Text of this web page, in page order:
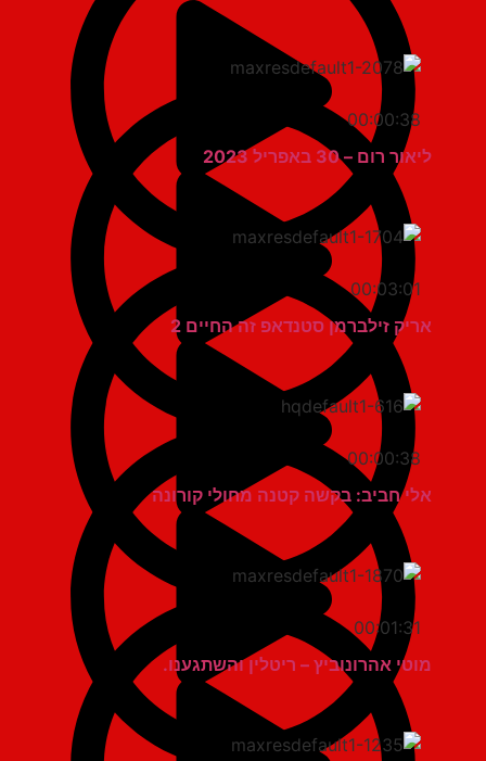
00:00:38
ליאור רום – 30 באפריל 2023
00:03:01
אריק זילברמן סטנדאפ זה החיים 2
00:00:38
אלי חביב: בקשה קטנה מחולי קורונה
00:01:31
מוטי אהרונוביץ – ריטלין והשתגענו.